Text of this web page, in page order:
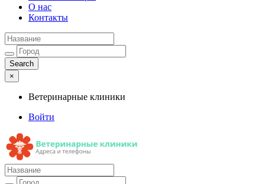
О нас
Контакты
×
Ветеринарные клиники
Войти
Ветеринарные клиники
Адреса и телефоны